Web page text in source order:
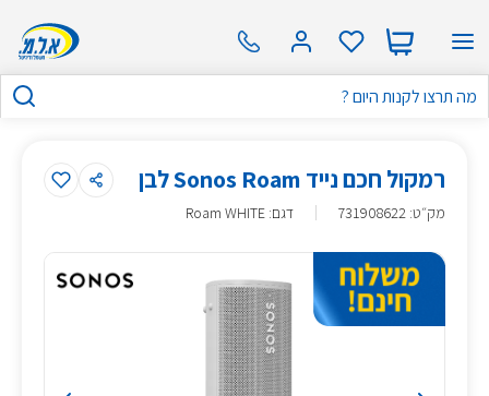
רמקול חכם נייד Sonos Roam לבן
מק״ט:
731908622 דגם: Roam WHITE